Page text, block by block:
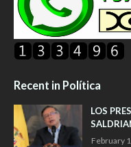
Recent in Política
LOS
February